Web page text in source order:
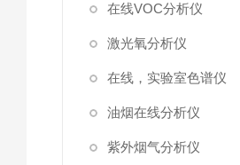
在线VOC分析仪
激光氧分析仪
在线，实验室色谱仪
油烟在线分析仪
紫外烟气分析仪